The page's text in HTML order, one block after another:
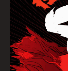
🍪 সাইটটি চালু রাখতে কিছু
পরিসংখ্যানের কুকিও
শুধু প্রয়োজনীয়